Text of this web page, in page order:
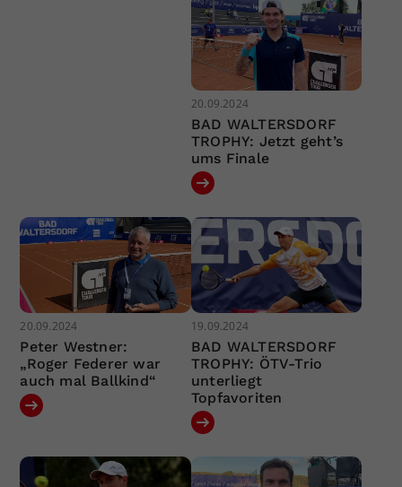
20.09.2024
BAD WALTERSDORF
TROPHY: Jetzt geht’s
ums Finale
20.09.2024
Peter Westner:
„Roger Federer war
auch mal Ballkind“
19.09.2024
BAD WALTERSDORF
TROPHY: ÖTV-Trio
unterliegt
Topfavoriten